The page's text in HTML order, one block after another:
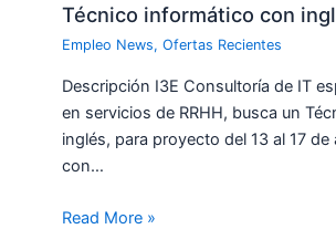
Técnico informático con
Empleo News,Ofertas Recientes
Descripción I3E Consultoría de IT
en servicios de RRHH, busca un
inglés, para proyecto del 13 al 17 de
con…
Read More »